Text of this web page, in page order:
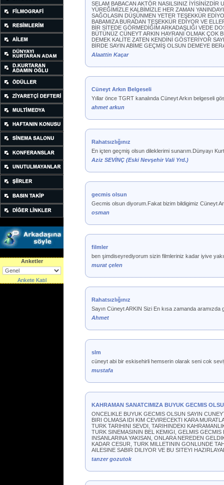
Anketler
Ankete Katıl
SELAM BABACAN AKTÖR NASILSINIZ İYİSİNİZDİR
YÜREĞİMİZLE KALBİMİZLE HER ZAMAN
SAĞOLASIN DÜŞÜNMEN YETER TEŞEKKÜR
BABAMIZA BURADAN TEŞEKKÜR EDİYOR VE
BİR SİTEDE GÖRMEDİĞİM ARKADAŞLIĞI VEDE
BÜTÜNÜZ CÜNEYT ARKIN HAYRANI OLMAK ÇOK
DEMEK KALİTE ZATEN KENDİNİ GÖSTERİYOR
BİRDE SAYIN ABİME GEÇMİŞ OLSUN DEMEYE
Alaattin Kaçar
Cüneyt Arkın Belgeseli
Yıllar önce TGRT kanalında Cüneyt Arkın belgeseli
ahmet arkun
Rahatsızlığınız
En içten geçmiş olsun dileklerimi sunarım.Dünyayı
Aziz SEVİNÇ (Eski Nevşehir Vali Yrd.)
gecmis olsun
Gecmis olsun diyorum.Fakat bizim bildigimiz Cüneyt
osman
filmler
ben şimdiseyrediyorum sizin filmleriniz kadar iyive
murat çelen
Rahatsızlığınız
Sayın Cüneyt ARKIN Sizi En kısa zamanda aramızda
Ahmet
slm
cüneyt abi bir eskisehirli hemserin olarak seni cok
mustafa
KAHRAMAN SANATCIMIZA BUYUK GECMIS
ONCELIKLE BUYUK GECMIS OLSUN SAYIN
BIRI OLMASA IDI KIM CEVIRECEKTI KARA
TURK TARIHINI SEVDI, TARIHINDEKI
TURK SINEMASININ BEL KEMIGI, GELMIS
INSANLARINA YAKISAN, ONLARA NEREDEN
KADAR CESUR, TURK MILLETININ GONLUNDE
AILESINE SABIR DILIYOR VE BU SITEYI
tanzer gozutok